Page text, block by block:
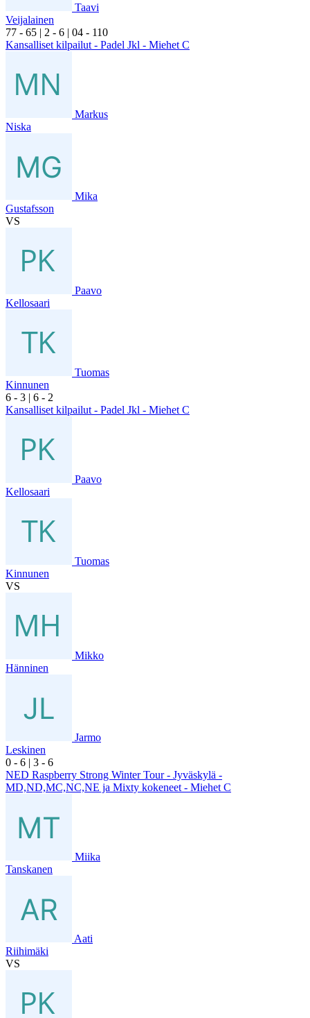
Taavi
Veijalainen
77 - 65 | 2 - 6 | 04 - 110
Kansalliset kilpailut - Padel Jkl - Miehet C
Markus
Niska
Mika
Gustafsson
VS
Paavo
Kellosaari
Tuomas
Kinnunen
6 - 3 | 6 - 2
Kansalliset kilpailut - Padel Jkl - Miehet C
Paavo
Kellosaari
Tuomas
Kinnunen
VS
Mikko
Hänninen
Jarmo
Leskinen
0 - 6 | 3 - 6
NED Raspberry Strong Winter Tour - Jyväskylä -
MD,ND,MC,NC,NE ja Mixty kokeneet - Miehet C
Miika
Tanskanen
Aati
Riihimäki
VS